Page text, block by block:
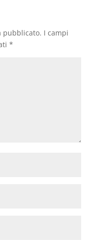
pubblicato. I campi
*